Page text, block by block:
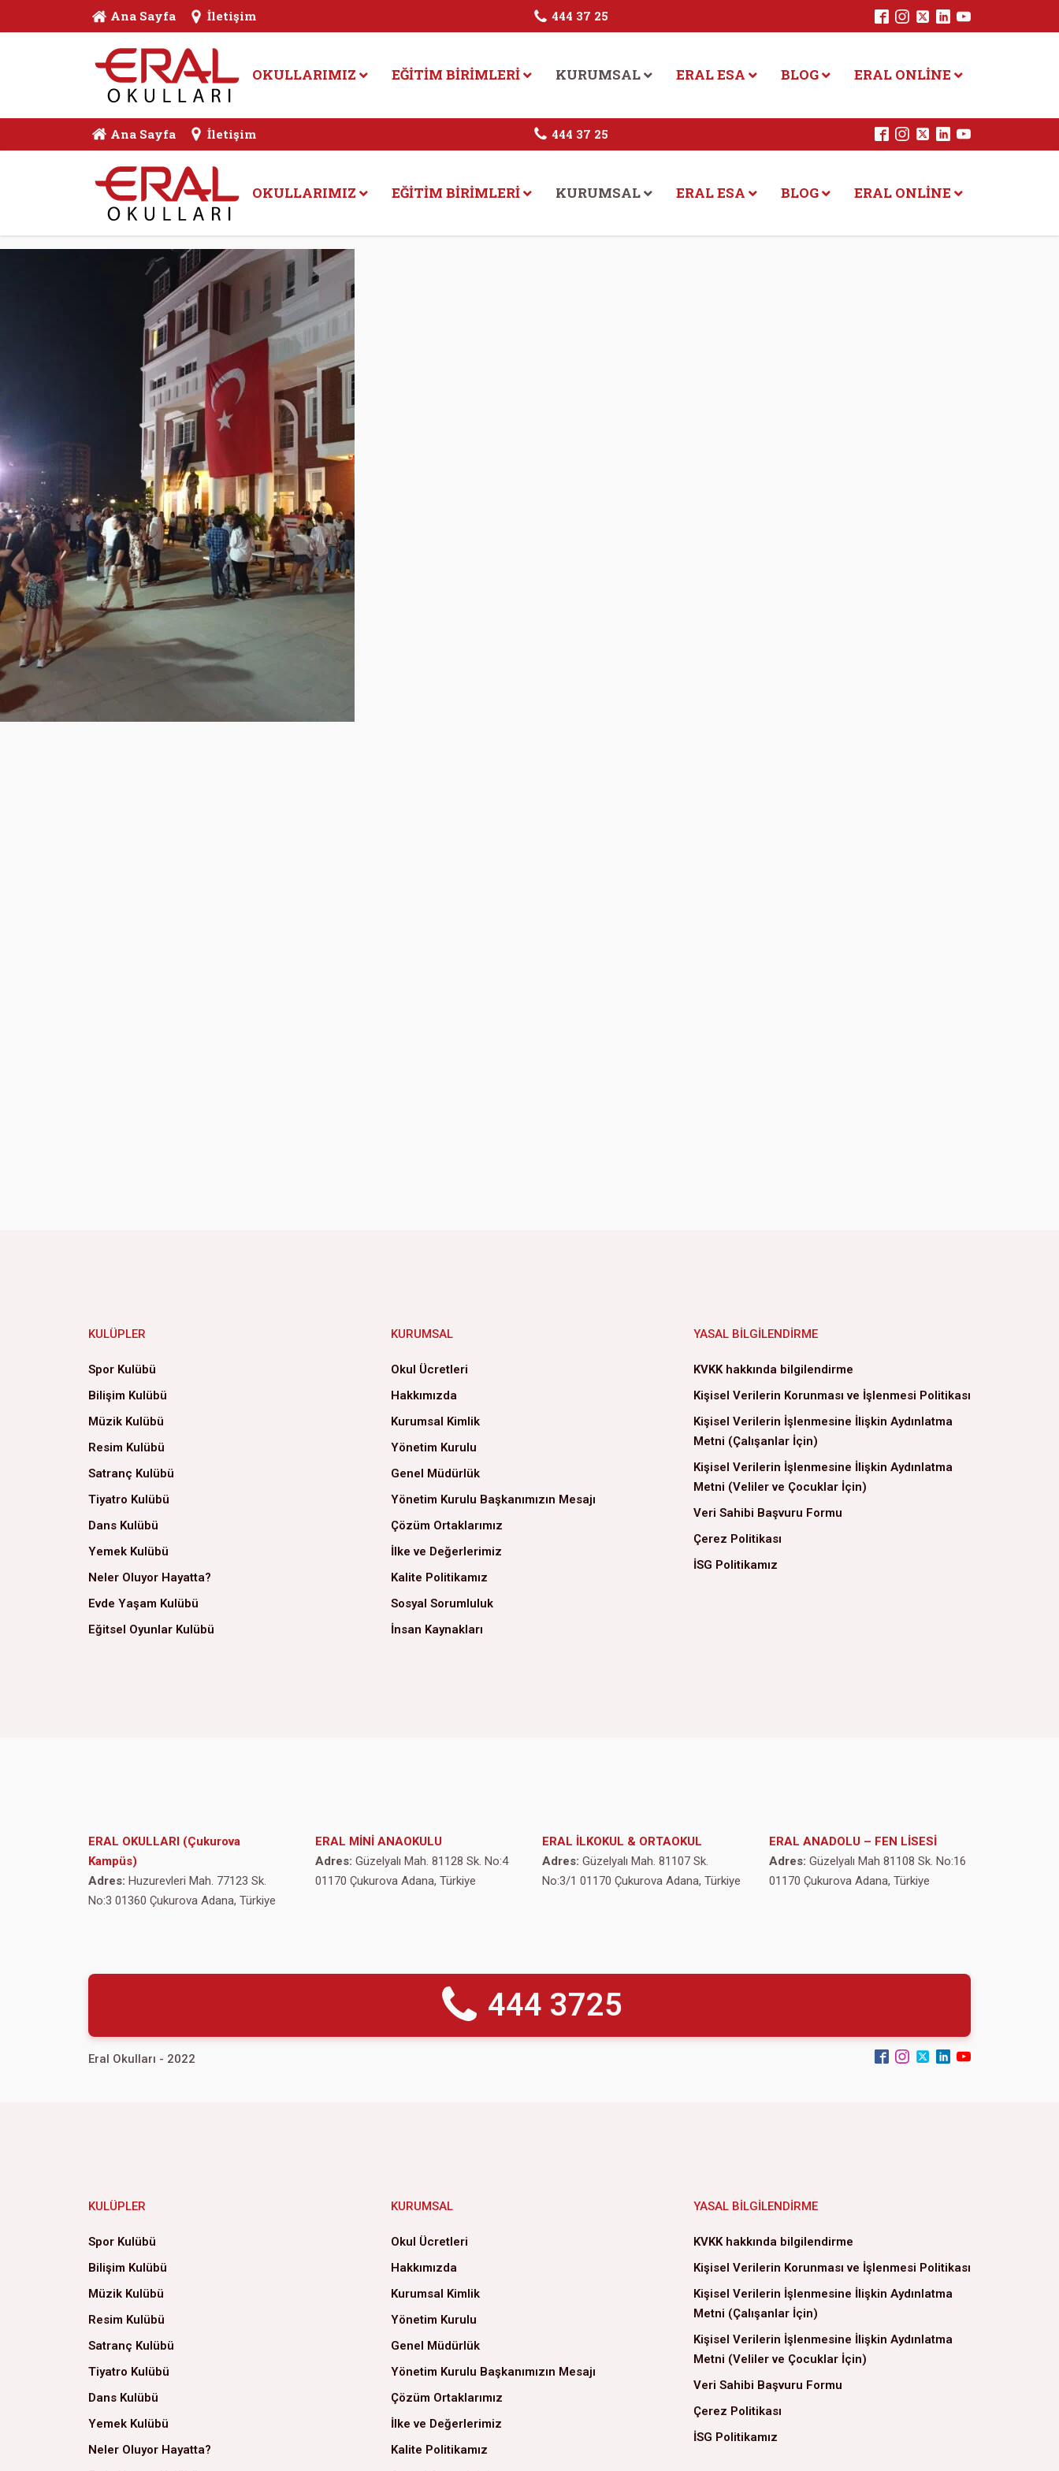
Ana Sayfa İletişim 444 37 25
OKULLARIMIZ EĞITIM BIRIMLERI KURUMSAL ERAL ESA BLOG ERAL ONLINE
Ana Sayfa İletişim 444 37 25
OKULLARIMIZ EĞITIM BIRIMLERI KURUMSAL ERAL ESA BLOG ERAL ONLINE
KULÜPLER
Spor Kulübü
Bilişim Kulübü
Müzik Kulübü
Resim Kulübü
Satranç Kulübü
Tiyatro Kulübü
Dans Kulübü
Yemek Kulübü
Neler Oluyor Hayatta?
Evde Yaşam Kulübü
Eğitsel Oyunlar Kulübü
KURUMSAL
Okul Ücretleri
Hakkımızda
Kurumsal Kimlik
Yönetim Kurulu
Genel Müdürlük
Yönetim Kurulu Başkanımızın Mesajı
Çözüm Ortaklarımız
İlke ve Değerlerimiz
Kalite Politikamız
Sosyal Sorumluluk
İnsan Kaynakları
YASAL BILGILENDIRME
KVKK hakkında bilgilendirme
Kişisel Verilerin Korunması ve İşlenmesi Politikası
Kişisel Verilerin İşlenmesine İlişkin Aydınlatma
Metni (Çalışanlar İçin)
Kişisel Verilerin İşlenmesine İlişkin Aydınlatma
Metni (Veliler ve Çocuklar İçin)
Veri Sahibi Başvuru Formu
Çerez Politikası
İSG Politikamız
ERAL OKULLARI (Çukurova
Kampüs)
Adres: Huzurevleri Mah. 77123 Sk.
No:3 01360 Çukurova Adana, Türkiye
ERAL MİNİ ANAOKULU
Adres: Güzelyalı Mah. 81128 Sk. No:4
01170 Çukurova Adana, Türkiye
ERAL İLKOKUL & ORTAOKUL
Adres: Güzelyalı Mah. 81107 Sk.
No:3/1 01170 Çukurova Adana, Türkiye
ERAL ANADOLU – FEN LİSESİ
Adres: Güzelyalı Mah 81108 Sk. No:16
01170 Çukurova Adana, Türkiye
444 3725
Eral Okulları - 2022
KULÜPLER
Spor Kulübü
Bilişim Kulübü
Müzik Kulübü
Resim Kulübü
Satranç Kulübü
Tiyatro Kulübü
Dans Kulübü
Yemek Kulübü
Neler Oluyor Hayatta?
KURUMSAL
Okul Ücretleri
Hakkımızda
Kurumsal Kimlik
Yönetim Kurulu
Genel Müdürlük
Yönetim Kurulu Başkanımızın Mesajı
Çözüm Ortaklarımız
İlke ve Değerlerimiz
Kalite Politikamız
YASAL BILGILENDIRME
KVKK hakkında bilgilendirme
Kişisel Verilerin Korunması ve İşlenmesi Politikası
Kişisel Verilerin İşlenmesine İlişkin Aydınlatma
Metni (Çalışanlar İçin)
Kişisel Verilerin İşlenmesine İlişkin Aydınlatma
Metni (Veliler ve Çocuklar İçin)
Veri Sahibi Başvuru Formu
Çerez Politikası
İSG Politikamız